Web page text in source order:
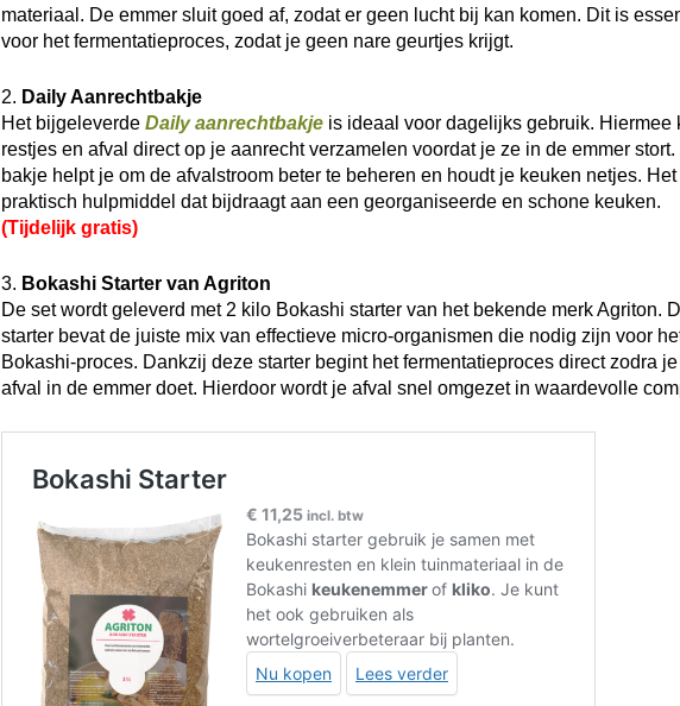
materiaal. De emmer sluit goed af, zodat er geen lucht bij kan komen. Dit is
voor het fermentatieproces, zodat je geen nare geurtjes krijgt.
2. Daily Aanrechtbakje
Het bijgeleverde Daily aanrechtbakje is ideaal voor dagelijks gebruik. Hiermee
restjes en afval direct op je aanrecht verzamelen voordat je ze in de emmer stort.
bakje helpt je om de afvalstroom beter te beheren en houdt je keuken netjes.
praktisch hulpmiddel dat bijdraagt aan een georganiseerde en schone keuken.
(Tijdelijk gratis)
3. Bokashi Starter van Agriton
De set wordt geleverd met 2 kilo Bokashi starter van het bekende merk Agriton.
starter bevat de juiste mix van effectieve micro-organismen die nodig zijn voor
Bokashi-proces. Dankzij deze starter begint het fermentatieproces direct zodra
afval in de emmer doet. Hierdoor wordt je afval snel omgezet in waardevolle